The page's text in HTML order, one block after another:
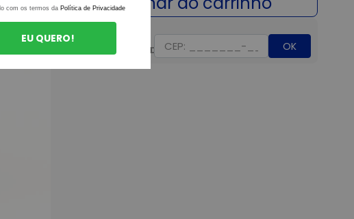
OK
com os termos da Política de Privacidade
EU QUERO!